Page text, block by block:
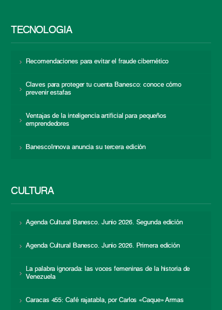
TECNOLOGÍA
Recomendaciones para evitar el fraude cibernético
Claves para proteger tu cuenta Banesco: conoce cómo
prevenir estafas
Ventajas de la inteligencia artificial para pequeños
emprendedores
BanescoInnova anuncia su tercera edición
CULTURA
Agenda Cultural Banesco. Junio 2026. Segunda edición
Agenda Cultural Banesco. Junio 2026. Primera edición
La palabra ignorada: las voces femeninas de la historia de
Venezuela
Caracas 455: Café rajatabla, por Carlos «Caque» Armas